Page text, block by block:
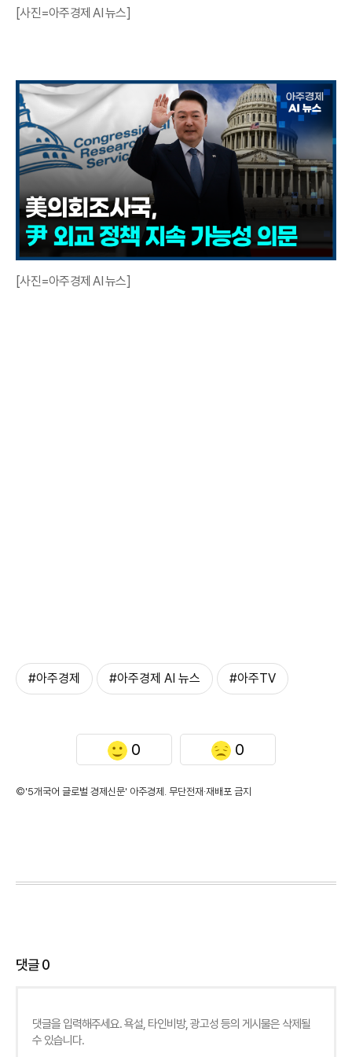
[사진=아주경제 AI 뉴스]
[사진=아주경제 AI 뉴스]
#아주경제 #아주경제 AI 뉴스 #아주TV
0 0
©'5개국어 글로벌 경제신문' 아주경제. 무단전재·재배포 금지
댓글0